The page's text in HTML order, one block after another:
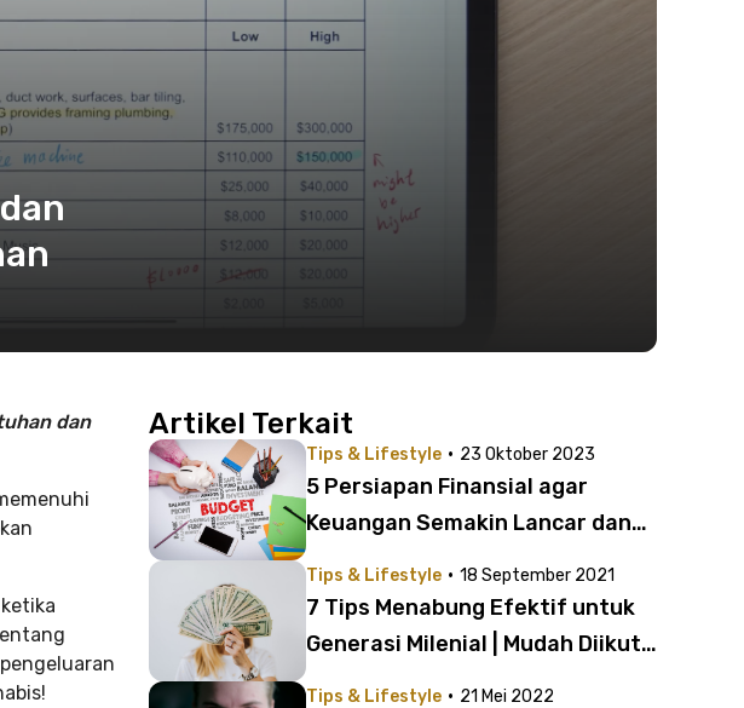
dan
Artikel Terkait
Tips & Lifestyle · 23 Oktober 2023
5 Persiapan Finansial agar
Keuangan Semakin Lancar dan
Tips & Lifestyle · 18 September 2021
7 Tips Menabung Efektif untuk
Generasi Milenial | Mudah Diikuti,
Tips & Lifestyle · 21 Mei 2022